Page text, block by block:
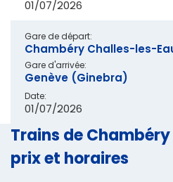
01/07/2026
Gare de départ:
Chambéry Challes-les-
Gare d'arrivée:
Genève (Ginebra)
Date:
01/07/2026
Trains de
prix et horaires